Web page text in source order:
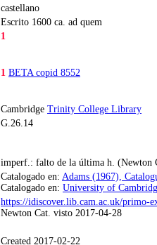
castellano
Escrito 1600 ca. ad quem
1
1 BETA copid 8552
Cambridge Trinity College Library
G.26.14
imperf.: falto de la última h. (Newton
Catalogado en: Adams (1967),
Catalogado en: University of
https://idiscover.lib.cam.ac.uk/primo-
Newton Cat. visto 2017-04-28
Created 2017-02-22